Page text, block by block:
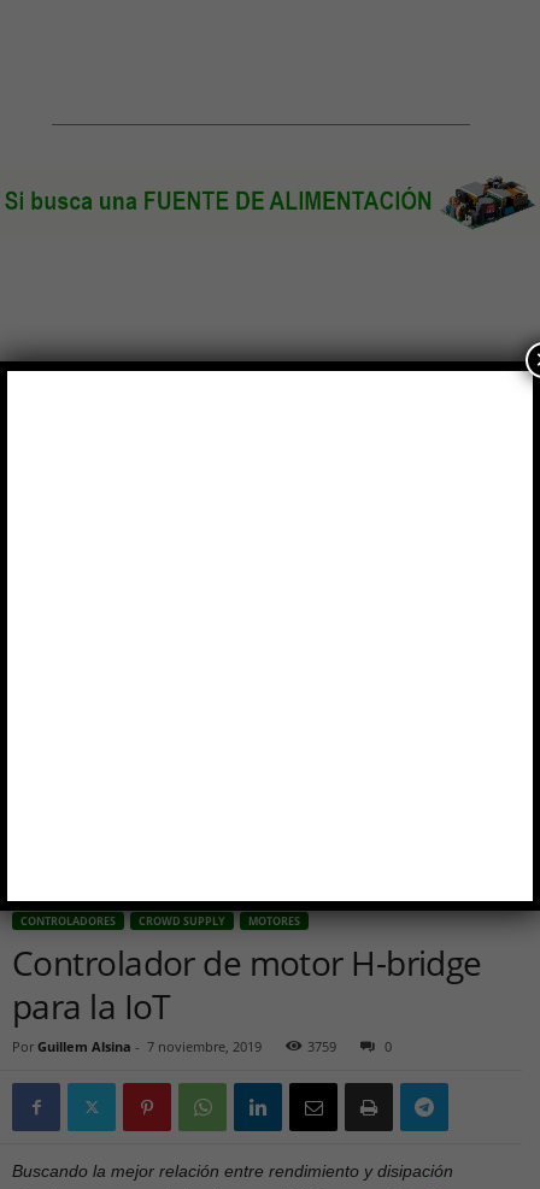
CONTROLADORES CROWD SUPPLY MOTORES
Controlador de motor H-bridge
para la IoT
Por Guillem Alsina - 7 noviembre, 2019 3759 0
Buscando la mejor relación entre rendimiento y disipación